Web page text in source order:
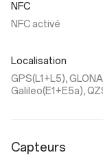
NFC
NFC activé
Localisation
GPS(L1+L5),
Galileo(E1+E5a),
Capteurs